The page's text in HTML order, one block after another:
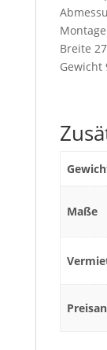
Breite
Gewicht
Maße